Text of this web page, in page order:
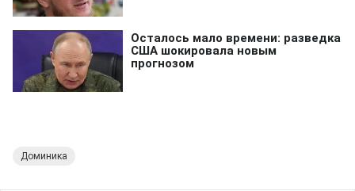
Доминика